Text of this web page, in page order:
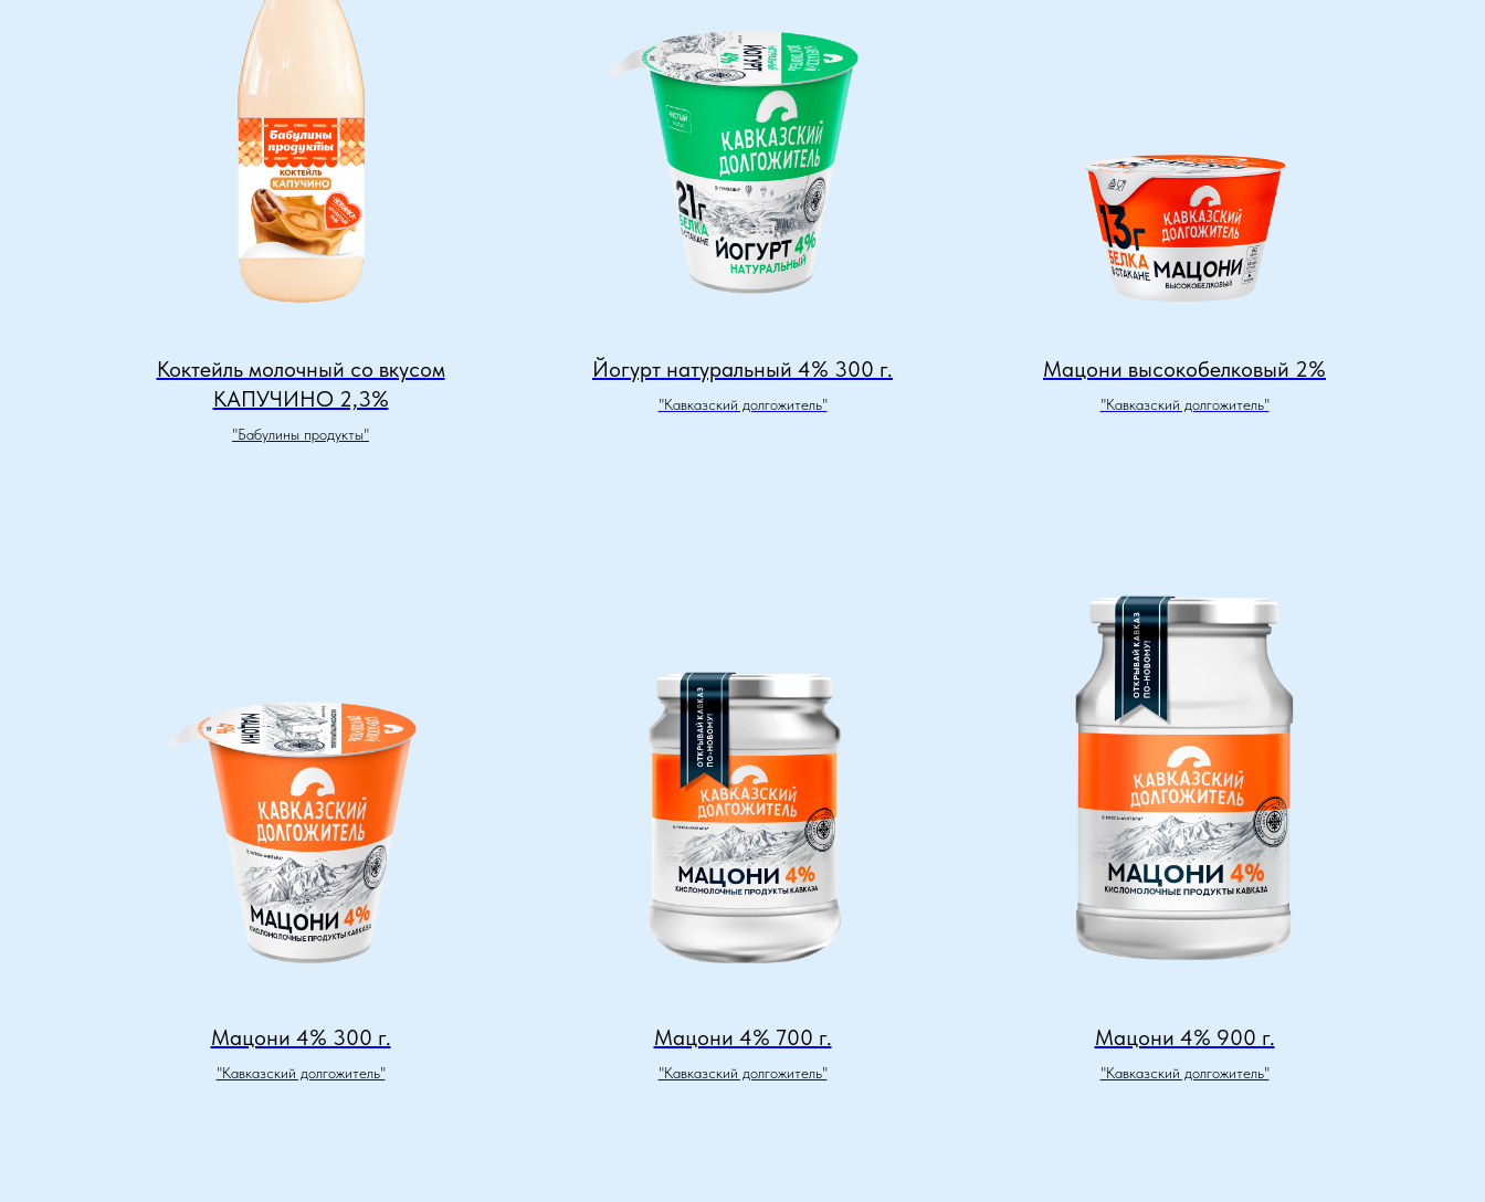
Коктейль молочный со вкусом
КАПУЧИНО 2,3%
"Бабулины продукты"
Йогурт натуральный 4% 300 г.
"Кавказский долгожитель"
Мацони высокобелковый 2%
"Кавказский долгожитель"
Мацони 4% 300 г.
"Кавказский долгожитель"
Мацони 4% 700 г.
"Кавказский долгожитель"
Мацони 4% 900 г.
"Кавказский долгожитель"